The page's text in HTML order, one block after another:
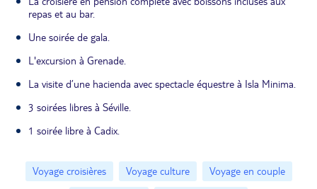
repas et au bar.
Une soirée de gala.
L'excursion à Grenade.
La visite d’une hacienda avec spectacle équestre à Isla Minima.
3 soirées libres à Séville.
1 soirée libre à Cadix.
Voyage croisières Voyage culture
Voyage en couple